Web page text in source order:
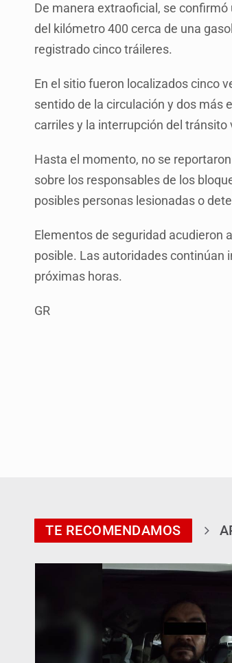
De manera extraoficial, se
del kilómetro 400 cerca de una
registrado cinco tráileres.
En el sitio fueron localizados cinco
sentido de la circulación y dos más
carriles y la interrupción del tránsito
Hasta el momento, no se
sobre los responsables de los
posibles personas lesionadas o
Elementos de seguridad acudieron
posible. Las autoridades continúan
próximas horas.
GR
TE RECOMENDAMOS